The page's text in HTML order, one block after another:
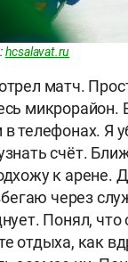
hcsalavat.ru
матч.
микрорайон.
телефонах. Я
счёт.
к арене.
через
Понял,
отдыха, как